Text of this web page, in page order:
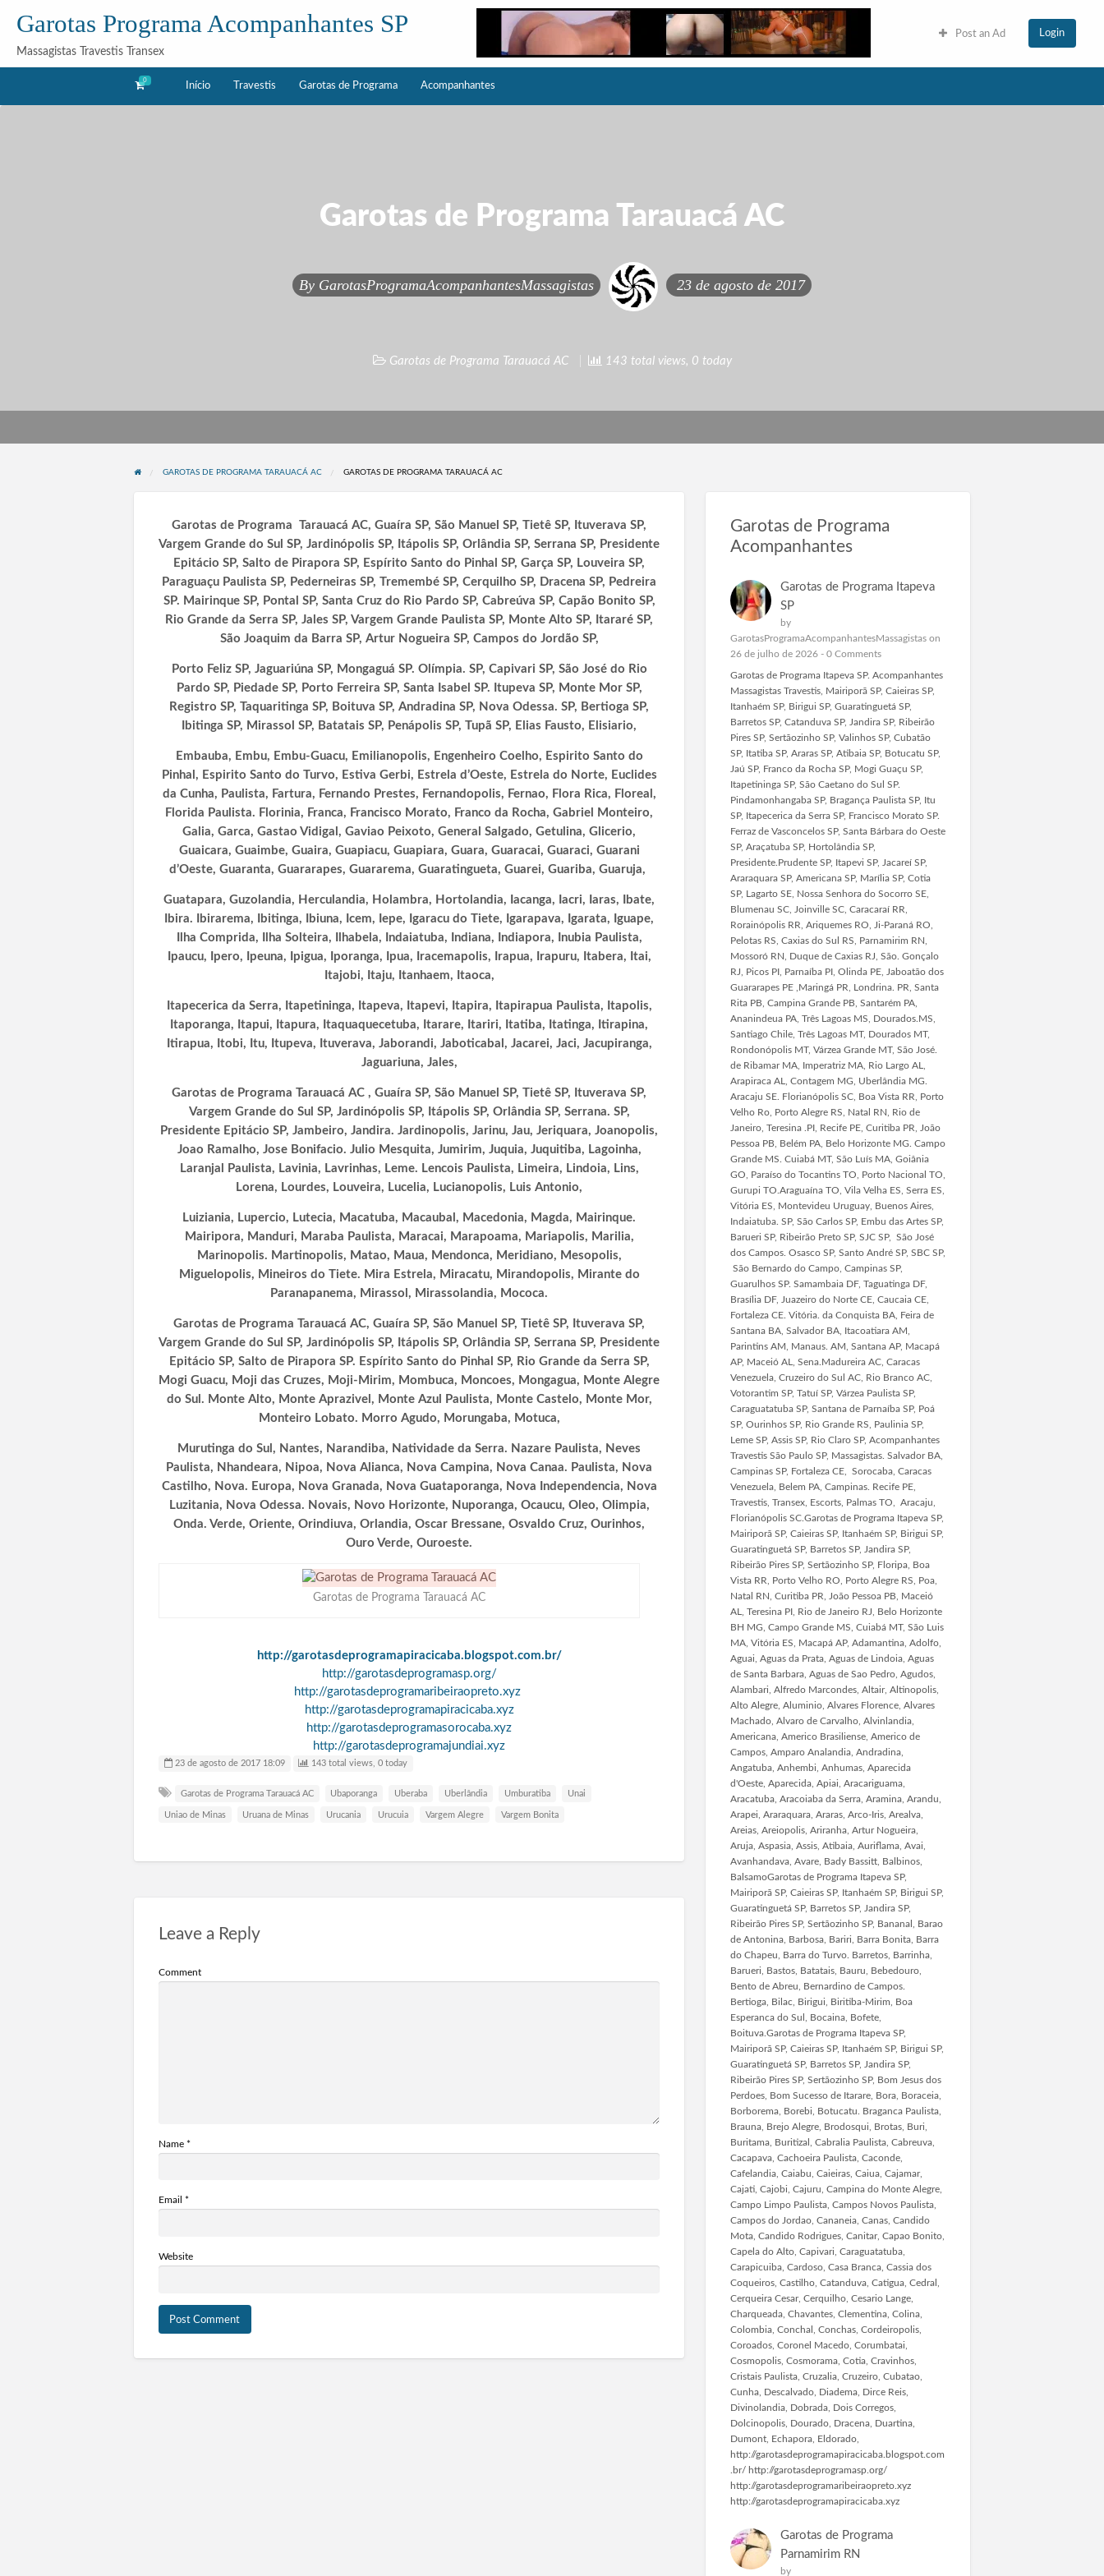
Acompanhantes
Garotas Programa Acompanhantes SP
Massagistas Travestis Transex
Post an Ad Login
0
Início Travestis Garotas de Programa Acompanhantes
Garotas de Programa Tarauacá AC
By GarotasProgramaAcompanhantesMassagistas 23 de agosto de 2017
Garotas de Programa Tarauacá AC 143 total views, 0 today
GAROTAS DE PROGRAMA TARAUACÁ AC GAROTAS DE PROGRAMA TARAUACÁ AC
Garotas de Programa Tarauacá AC, Guaíra SP, São Manuel SP, Tietê SP, Ituverava SP,
Vargem Grande do Sul SP, Jardinópolis SP, Itápolis SP, Orlândia SP, Serrana SP, Presidente
Epitácio SP, Salto de Pirapora SP, Espírito Santo do Pinhal SP, Garça SP, Louveira SP,
Paraguaçu Paulista SP, Pederneiras SP, Tremembé SP, Cerquilho SP, Dracena SP, Pedreira
SP. Mairinque SP, Pontal SP, Santa Cruz do Rio Pardo SP, Cabreúva SP, Capão Bonito SP,
Rio Grande da Serra SP, Jales SP, Vargem Grande Paulista SP, Monte Alto SP, Itararé SP,
São Joaquim da Barra SP, Artur Nogueira SP, Campos do Jordão SP,
Porto Feliz SP, Jaguariúna SP, Mongaguá SP. Olímpia. SP, Capivari SP, São José do Rio
Pardo SP, Piedade SP, Porto Ferreira SP, Santa Isabel SP. Itupeva SP, Monte Mor SP,
Registro SP, Taquaritinga SP, Boituva SP, Andradina SP, Nova Odessa. SP, Bertioga SP,
Ibitinga SP, Mirassol SP, Batatais SP, Penápolis SP, Tupã SP, Elias Fausto, Elisiario,
Embauba, Embu, Embu-Guacu, Emilianopolis, Engenheiro Coelho, Espirito Santo do
Pinhal, Espirito Santo do Turvo, Estiva Gerbi, Estrela d’Oeste, Estrela do Norte, Euclides
da Cunha, Paulista, Fartura, Fernando Prestes, Fernandopolis, Fernao, Flora Rica, Floreal,
Florida Paulista. Florinia, Franca, Francisco Morato, Franco da Rocha, Gabriel Monteiro,
Galia, Garca, Gastao Vidigal, Gaviao Peixoto, General Salgado, Getulina, Glicerio,
Guaicara, Guaimbe, Guaira, Guapiacu, Guapiara, Guara, Guaracai, Guaraci, Guarani
d’Oeste, Guaranta, Guararapes, Guararema, Guaratingueta, Guarei, Guariba, Guaruja,
Guatapara, Guzolandia, Herculandia, Holambra, Hortolandia, Iacanga, Iacri, Iaras, Ibate,
Ibira. Ibirarema, Ibitinga, Ibiuna, Icem, Iepe, Igaracu do Tiete, Igarapava, Igarata, Iguape,
Ilha Comprida, Ilha Solteira, Ilhabela, Indaiatuba, Indiana, Indiapora, Inubia Paulista,
Ipaucu, Ipero, Ipeuna, Ipigua, Iporanga, Ipua, Iracemapolis, Irapua, Irapuru, Itabera, Itai,
Itajobi, Itaju, Itanhaem, Itaoca,
Itapecerica da Serra, Itapetininga, Itapeva, Itapevi, Itapira, Itapirapua Paulista, Itapolis,
Itaporanga, Itapui, Itapura, Itaquaquecetuba, Itarare, Itariri, Itatiba, Itatinga, Itirapina,
Itirapua, Itobi, Itu, Itupeva, Ituverava, Jaborandi, Jaboticabal, Jacarei, Jaci, Jacupiranga,
Jaguariuna, Jales,
Garotas de Programa Tarauacá AC , Guaíra SP, São Manuel SP, Tietê SP, Ituverava SP,
Vargem Grande do Sul SP, Jardinópolis SP, Itápolis SP, Orlândia SP, Serrana. SP,
Presidente Epitácio SP, Jambeiro, Jandira. Jardinopolis, Jarinu, Jau, Jeriquara, Joanopolis,
Joao Ramalho, Jose Bonifacio. Julio Mesquita, Jumirim, Juquia, Juquitiba, Lagoinha,
Laranjal Paulista, Lavinia, Lavrinhas, Leme. Lencois Paulista, Limeira, Lindoia, Lins,
Lorena, Lourdes, Louveira, Lucelia, Lucianopolis, Luis Antonio,
Luiziania, Lupercio, Lutecia, Macatuba, Macaubal, Macedonia, Magda, Mairinque.
Mairipora, Manduri, Maraba Paulista, Maracai, Marapoama, Mariapolis, Marilia,
Marinopolis. Martinopolis, Matao, Maua, Mendonca, Meridiano, Mesopolis,
Miguelopolis, Mineiros do Tiete. Mira Estrela, Miracatu, Mirandopolis, Mirante do
Paranapanema, Mirassol, Mirassolandia, Mococa.
Garotas de Programa Tarauacá AC, Guaíra SP, São Manuel SP, Tietê SP, Ituverava SP,
Vargem Grande do Sul SP, Jardinópolis SP, Itápolis SP, Orlândia SP, Serrana SP, Presidente
Epitácio SP, Salto de Pirapora SP. Espírito Santo do Pinhal SP, Rio Grande da Serra SP,
Mogi Guacu, Moji das Cruzes, Moji-Mirim, Mombuca, Moncoes, Mongagua, Monte Alegre
do Sul. Monte Alto, Monte Aprazivel, Monte Azul Paulista, Monte Castelo, Monte Mor,
Monteiro Lobato. Morro Agudo, Morungaba, Motuca,
Murutinga do Sul, Nantes, Narandiba, Natividade da Serra. Nazare Paulista, Neves
Paulista, Nhandeara, Nipoa, Nova Alianca, Nova Campina, Nova Canaa. Paulista, Nova
Castilho, Nova. Europa, Nova Granada, Nova Guataporanga, Nova Independencia, Nova
Luzitania, Nova Odessa. Novais, Novo Horizonte, Nuporanga, Ocaucu, Oleo, Olimpia,
Onda. Verde, Oriente, Orindiuva, Orlandia, Oscar Bressane, Osvaldo Cruz, Ourinhos,
Ouro Verde, Ouroeste.
Garotas de Programa Tarauacá AC
http://garotasdeprogramapiracicaba.blogspot.com.br/
http://garotasdeprogramasp.org/
http://garotasdeprogramaribeiraopreto.xyz
http://garotasdeprogramapiracicaba.xyz
http://garotasdeprogramasorocaba.xyz
http://garotasdeprogramajundiai.xyz
23 de agosto de 2017 18:09 143 total views, 0 today
Garotas de Programa Tarauacá AC Ubaporanga Uberaba Uberlândia Umburatiba Unai
Uniao de Minas Uruana de Minas Urucania Urucuia Vargem Alegre Vargem Bonita
Leave a Reply
Comment
Name *
Email *
Website
Garotas de Programa
Acompanhantes
Garotas de Programa Itapeva
SP
by
GarotasProgramaAcompanhantesMassagistason
26 de julho de 2026 - 0 Comments
Garotas de Programa Itapeva SP. Acompanhantes
Massagistas Travestis, Mairiporã SP, Caieiras SP,
Itanhaém SP, Birigui SP, Guaratinguetá SP,
Barretos SP, Catanduva SP, Jandira SP, Ribeirão
Pires SP, Sertãozinho SP, Valinhos SP, Cubatão
SP, Itatiba SP, Araras SP, Atibaia SP, Botucatu SP,
Jaú SP, Franco da Rocha SP, Mogi Guaçu SP,
Itapetininga SP, São Caetano do Sul SP.
Pindamonhangaba SP, Bragança Paulista SP, Itu
SP, Itapecerica da Serra SP, Francisco Morato SP.
Ferraz de Vasconcelos SP, Santa Bárbara do Oeste
SP, Araçatuba SP, Hortolândia SP,
Presidente.Prudente SP, Itapevi SP, Jacareí SP,
Araraquara SP, Americana SP, Marília SP, Cotia
SP, Lagarto SE, Nossa Senhora do Socorro SE,
Blumenau SC, Joinville SC, Caracaraí RR,
Rorainópolis RR, Ariquemes RO, Ji-Paraná RO,
Pelotas RS, Caxias do Sul RS, Parnamirim RN,
Mossoró RN, Duque de Caxias RJ, São. Gonçalo
RJ, Picos PI, Parnaíba PI, Olinda PE, Jaboatão dos
Guararapes PE ,Maringá PR, Londrina. PR, Santa
Rita PB, Campina Grande PB, Santarém PA,
Ananindeua PA, Três Lagoas MS, Dourados.MS,
Santiago Chile, Três Lagoas MT, Dourados MT,
Rondonópolis MT, Várzea Grande MT, São José.
de Ribamar MA, Imperatriz MA, Rio Largo AL,
Arapiraca AL, Contagem MG, Uberlândia MG.
Aracaju SE. Florianópolis SC, Boa Vista RR, Porto
Velho Ro, Porto Alegre RS, Natal RN, Rio de
Janeiro, Teresina .PI, Recife PE, Curitiba PR, João
Pessoa PB, Belém PA, Belo Horizonte MG. Campo
Grande MS. Cuiabá MT, São Luís MA, Goiânia
GO, Paraíso do Tocantins TO, Porto Nacional TO,
Gurupi TO.Araguaína TO, Vila Velha ES, Serra ES,
Vitória ES, Montevideu Uruguay, Buenos Aires,
Indaiatuba. SP, São Carlos SP, Embu das Artes SP,
Barueri SP, Ribeirão Preto SP, SJC SP, São José
dos Campos. Osasco SP, Santo André SP, SBC SP,
São Bernardo do Campo, Campinas SP,
Guarulhos SP. Samambaia DF, Taguatinga DF,
Brasília DF, Juazeiro do Norte CE, Caucaia CE,
Fortaleza CE. Vitória. da Conquista BA, Feira de
Santana BA, Salvador BA, Itacoatiara AM,
Parintins AM, Manaus. AM, Santana AP, Macapá
AP, Maceió AL, Sena.Madureira AC, Caracas
Venezuela, Cruzeiro do Sul AC, Rio Branco AC,
Votorantim SP, Tatuí SP, Várzea Paulista SP,
Caraguatatuba SP, Santana de Parnaíba SP, Poá
SP, Ourinhos SP, Rio Grande RS, Paulinia SP,
Leme SP, Assis SP, Rio Claro SP, Acompanhantes
Travestis São Paulo SP, Massagistas. Salvador BA,
Campinas SP, Fortaleza CE, Sorocaba, Caracas
Venezuela, Belem PA, Campinas. Recife PE,
Travestis, Transex, Escorts, Palmas TO, Aracaju,
Florianópolis SC.Garotas de Programa Itapeva SP,
Mairiporã SP, Caieiras SP, Itanhaém SP, Birigui SP,
Guaratinguetá SP, Barretos SP, Jandira SP,
Ribeirão Pires SP, Sertãozinho SP, Floripa, Boa
Vista RR, Porto Velho RO, Porto Alegre RS, Poa,
Natal RN, Curitiba PR, João Pessoa PB, Maceió
AL, Teresina PI, Rio de Janeiro RJ, Belo Horizonte
BH MG, Campo Grande MS, Cuiabá MT, São Luis
MA, Vitória ES, Macapá AP, Adamantina, Adolfo,
Aguai, Aguas da Prata, Aguas de Lindoia, Aguas
de Santa Barbara, Aguas de Sao Pedro, Agudos,
Alambari, Alfredo Marcondes, Altair, Altinopolis,
Alto Alegre, Aluminio, Alvares Florence, Alvares
Machado, Alvaro de Carvalho, Alvinlandia,
Americana, Americo Brasiliense, Americo de
Campos, Amparo Analandia, Andradina,
Angatuba, Anhembi, Anhumas, Aparecida
d'Oeste, Aparecida, Apiai, Aracariguama,
Aracatuba, Aracoiaba da Serra, Aramina, Arandu,
Arapei, Araraquara, Araras, Arco-Iris, Arealva,
Areias, Areiopolis, Ariranha, Artur Nogueira,
Aruja, Aspasia, Assis, Atibaia, Auriflama, Avai,
Avanhandava, Avare, Bady Bassitt, Balbinos,
BalsamoGarotas de Programa Itapeva SP,
Mairiporã SP, Caieiras SP, Itanhaém SP, Birigui SP,
Guaratinguetá SP, Barretos SP, Jandira SP,
Ribeirão Pires SP, Sertãozinho SP, Bananal, Barao
de Antonina, Barbosa, Bariri, Barra Bonita, Barra
do Chapeu, Barra do Turvo. Barretos, Barrinha,
Barueri, Bastos, Batatais, Bauru, Bebedouro,
Bento de Abreu, Bernardino de Campos.
Bertioga, Bilac, Birigui, Biritiba-Mirim, Boa
Esperanca do Sul, Bocaina, Bofete,
Boituva.Garotas de Programa Itapeva SP,
Mairiporã SP, Caieiras SP, Itanhaém SP, Birigui SP,
Guaratinguetá SP, Barretos SP, Jandira SP,
Ribeirão Pires SP, Sertãozinho SP, Bom Jesus dos
Perdoes, Bom Sucesso de Itarare, Bora, Boraceia,
Borborema, Borebi, Botucatu. Braganca Paulista,
Brauna, Brejo Alegre, Brodosqui, Brotas, Buri,
Buritama, Buritizal, Cabralia Paulista, Cabreuva,
Cacapava, Cachoeira Paulista, Caconde,
Cafelandia, Caiabu, Caieiras, Caiua, Cajamar,
Cajati, Cajobi, Cajuru, Campina do Monte Alegre,
Campo Limpo Paulista, Campos Novos Paulista,
Campos do Jordao, Cananeia, Canas, Candido
Mota, Candido Rodrigues, Canitar, Capao Bonito,
Capela do Alto, Capivari, Caraguatatuba,
Carapicuiba, Cardoso, Casa Branca, Cassia dos
Coqueiros, Castilho, Catanduva, Catigua, Cedral,
Cerqueira Cesar, Cerquilho, Cesario Lange,
Charqueada, Chavantes, Clementina, Colina,
Colombia, Conchal, Conchas, Cordeiropolis,
Coroados, Coronel Macedo, Corumbatai,
Cosmopolis, Cosmorama, Cotia, Cravinhos,
Cristais Paulista, Cruzalia, Cruzeiro, Cubatao,
Cunha, Descalvado, Diadema, Dirce Reis,
Divinolandia, Dobrada, Dois Corregos,
Dolcinopolis, Dourado, Dracena, Duartina,
Dumont, Echapora, Eldorado,
http://garotasdeprogramapiracicaba.blogspot.com
.br/ http://garotasdeprogramasp.org/
http://garotasdeprogramaribeiraopreto.xyz
http://garotasdeprogramapiracicaba.xyz
Garotas de Programa
Parnamirim RN
by